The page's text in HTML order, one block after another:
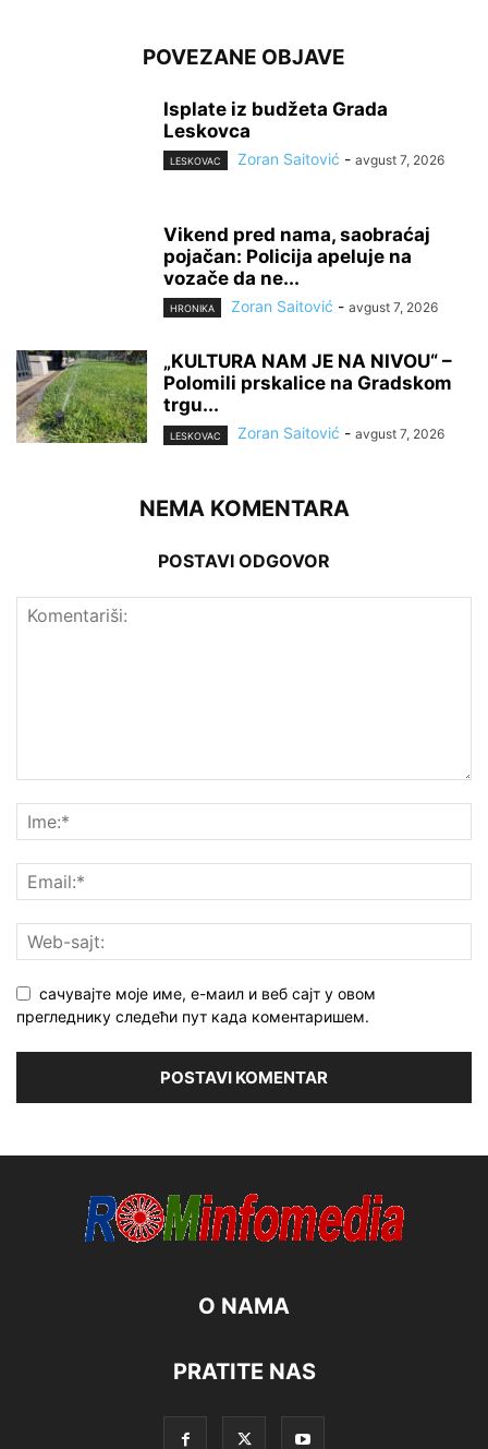
POVEZANE OBJAVE
Isplate iz budžeta Grada
Leskovca
LESKOVAC Zoran Saitović - avgust 7, 2026
Vikend pred nama, saobraćaj
pojačan: Policija apeluje na
vozače da ne...
HRONIKA Zoran Saitović - avgust 7, 2026
„KULTURA NAM JE NA NIVOU“ –
Polomili prskalice na Gradskom
trgu...
LESKOVAC Zoran Saitović - avgust 7, 2026
NEMA KOMENTARA
POSTAVI ODGOVOR
сачувајте моје име, е-маил и веб сајт у овом
прегледнику следећи пут када коментаришем.
O NAMA
PRATITE NAS